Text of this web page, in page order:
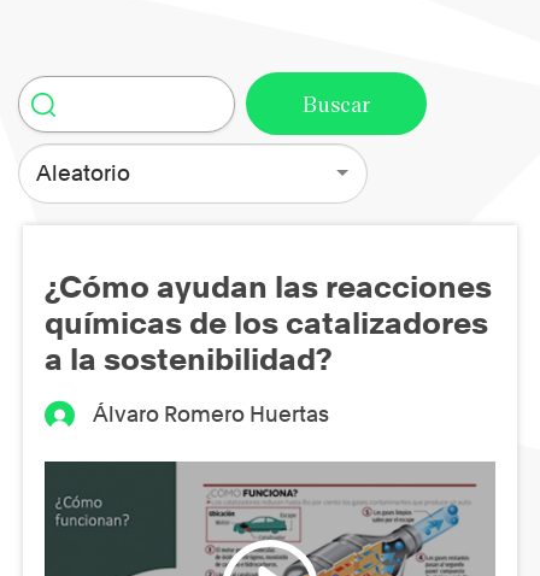
Aleatorio
¿Cómo ayudan las reacciones
químicas de los catalizadores
a la sostenibilidad?
Álvaro Romero Huertas